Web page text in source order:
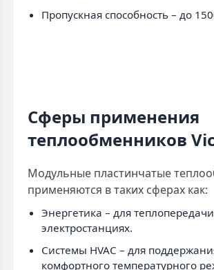
Пропускная способность – до
Сферы применения
теплообменников
Модульные пластинчатые
применяются в таких сферах как:
Энергетика – для
электростанциях.
Системы HVAC – для
комфортного температурного